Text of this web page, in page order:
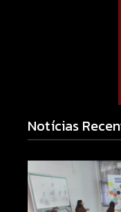
Notícias